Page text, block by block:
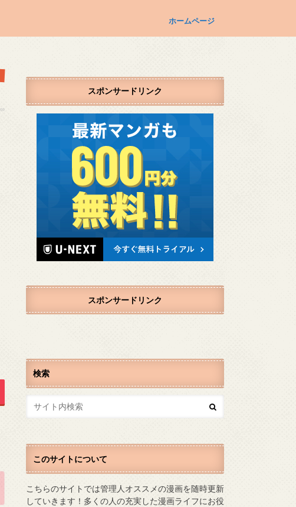
ホームページ
スポンサードリンク
スポンサードリンク
検索
このサイトについて
こちらのサイトでは管理人オススメの漫画を随時更新
していきます！多くの人の充実した漫画ライフにお役